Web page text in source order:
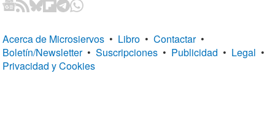
Acerca de Microsiervos • Libro • Contactar •
Boletín/Newsletter • Suscripciones • Publicidad • Legal •
Privacidad y Cookies